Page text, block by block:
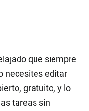
que siempre
necesites editar
gratuito, y lo
tareas sin